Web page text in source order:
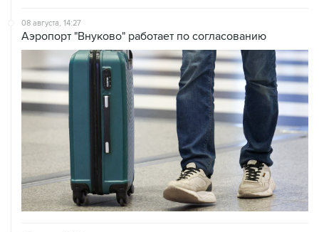
08 августа, 14:27
Аэропорт "Внуково" работает по согласованию